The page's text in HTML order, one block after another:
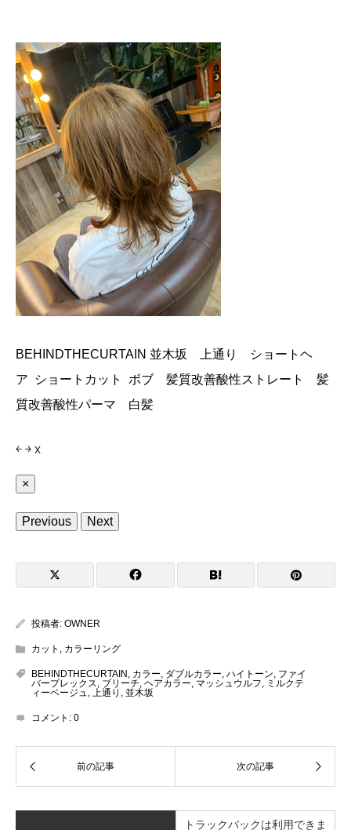
BEHINDTHECURTAIN 並木坂 上通り ショートヘ
ア ショートカット ボブ 髪質改善酸性ストレート 髪
質改善酸性パーマ 白髪
￩ ￫ x
×
Previous Next
投稿者: OWNER
カット , カラーリング
BEHINDTHECURTAIN , カラー, ダブルカラー, ハイトーン, ファイ
バープレックス, ブリーチ, ヘアカラー, マッシュウルフ, ミルクテ
ィーベージュ, 上通り , 並木坂
コメント: 0
トラックバックは利用できま